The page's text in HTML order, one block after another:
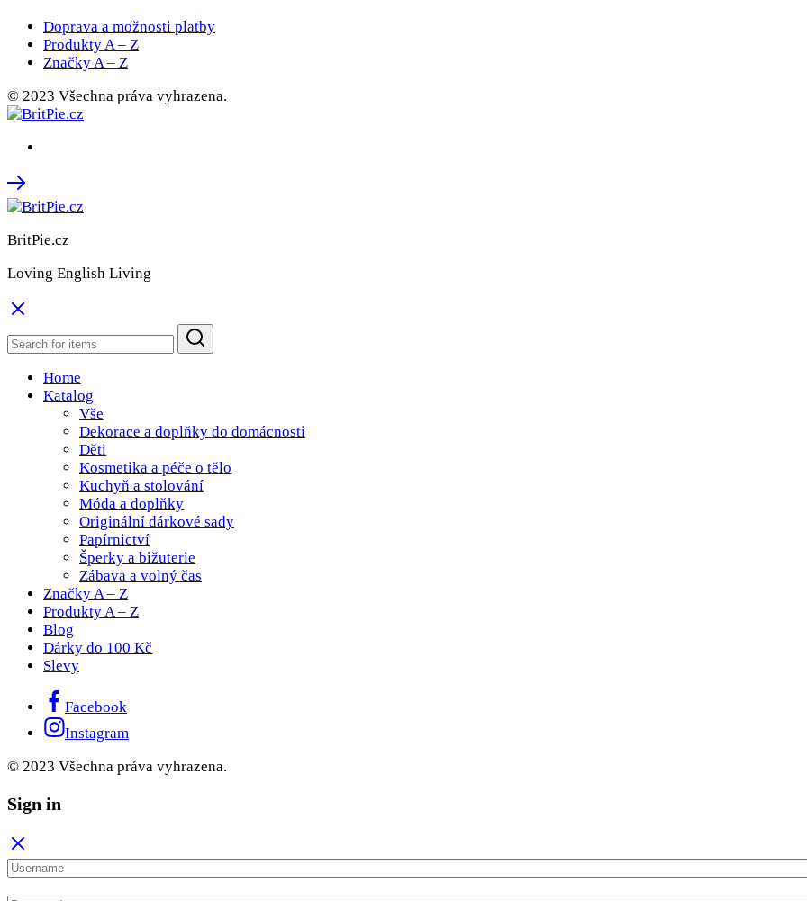
Doprava a možnosti platby
Produkty A – Z
Značky A – Z
© 2023 Všechna práva vyhrazena.
BritPie.cz
Loving English Living
Home
Katalog
Vše
Dekorace a doplňky do domácnosti
Děti
Kosmetika a péče o tělo
Kuchyň a stolování
Móda a doplňky
Originální dárkové sady
Papírnictví
Šperky a bižuterie
Zábava a volný čas
Značky A – Z
Produkty A – Z
Blog
Dárky do 100 Kč
Slevy
Facebook
Instagram
© 2023 Všechna práva vyhrazena.
Sign in